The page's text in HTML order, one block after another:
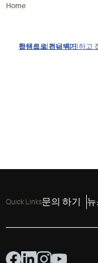
접근성 정책을 확인하고
탐색으로 건너뛰기
콘텐츠로 건너뛰기
검색으로 건너뛰기
Home
Quick Links문의 하기